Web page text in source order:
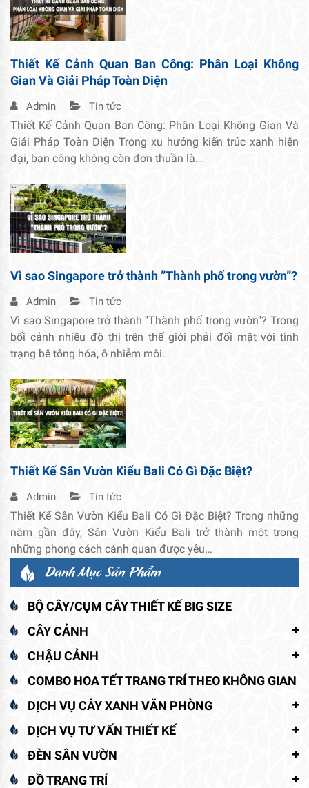
Thiết Kế Cảnh Quan Ban Công: Phân Loại Không
Gian Và Giải Pháp Toàn Diện
Admin Tin tức
Thiết Kế Cảnh Quan Ban Công: Phân Loại Không Gian Và
Giải Pháp Toàn Diện Trong xu hướng kiến trúc xanh hiện
đại, ban công không còn đơn thuần là…
Vì sao Singapore trở thành ”Thành phố trong vườn”?
Admin Tin tức
Vì sao Singapore trở thành ''Thành phố trong vườn''? Trong
bối cảnh nhiều đô thị trên thế giới phải đối mặt với tình
trạng bê tông hóa, ô nhiễm môi…
Thiết Kế Sân Vườn Kiểu Bali Có Gì Đặc Biệt?
Admin Tin tức
Thiết Kế Sân Vườn Kiểu Bali Có Gì Đặc Biệt? Trong những
năm gần đây, Sân Vườn Kiểu Bali trở thành một trong
những phong cách cảnh quan được yêu…
Danh Mục Sản Phẩm
BỘ CÂY/CỤM CÂY THIẾT KẾ BIG SIZE
CÂY CẢNH
CHẬU CẢNH
COMBO HOA TẾT TRANG TRÍ THEO KHÔNG GIAN
DỊCH VỤ CÂY XANH VĂN PHÒNG
DỊCH VỤ TƯ VẤN THIẾT KẾ
ĐÈN SÂN VƯỜN
ĐỒ TRANG TRÍ